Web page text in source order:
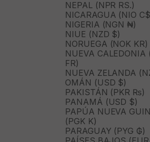
NEPAL (NPR RS.)
NICARAGUA (NIO
NIGERIA (NGN ₦)
NIUE (NZD $)
NORUEGA (NOK KR)
NUEVA CALEDONIA
FR)
NUEVA ZELANDA
OMÁN (USD $)
PAKISTÁN (PKR ₨)
PANAMÁ (USD $)
PAPÚA NUEVA
(PGK K)
PARAGUAY (PYG ₲)